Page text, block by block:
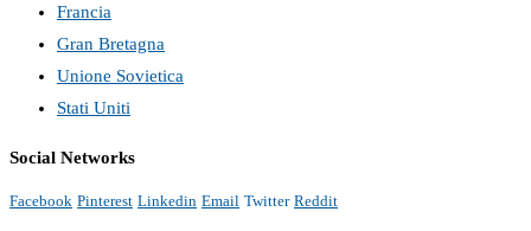
Francia
Gran Bretagna
Unione Sovietica
Stati Uniti
Social Networks
Facebook Pinterest Linkedin Email Twitter Reddit